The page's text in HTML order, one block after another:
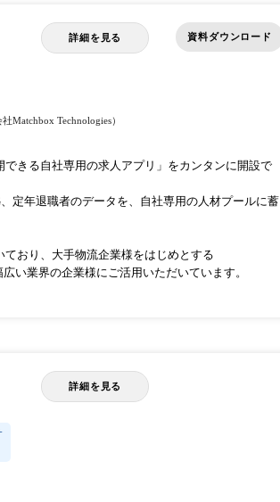
詳細を見る 資料ダウンロード
社Matchbox Technologies）
きる自社専用の求人アプリ」をカンタンに開設で
定年退職者のデータを、自社専用の人材プールに蓄
おり、大手物流企業様をはじめとする
い業界の企業様にご活用いただいています。
詳細を見る